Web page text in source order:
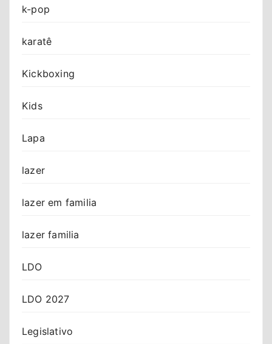
k-pop
karatê
Kickboxing
Kids
Lapa
lazer
lazer em familia
lazer familia
LDO
LDO 2027
Legislativo